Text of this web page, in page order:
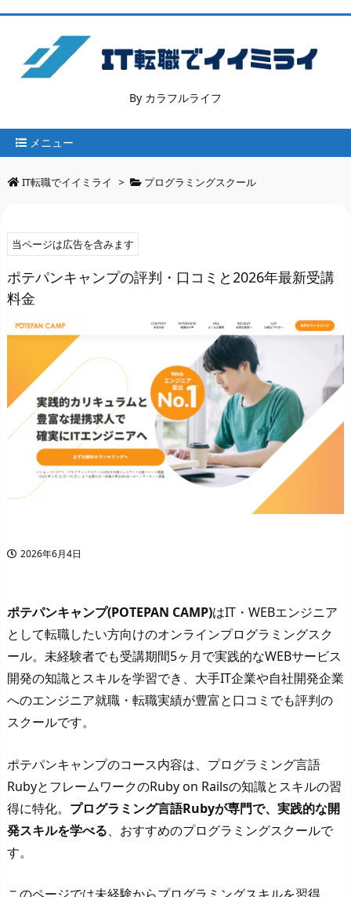
By カラフルライフ
メニュー
IT転職でイイミライ > プログラミングスクール
当ページは広告を含みます
ポテパンキャンプの評判・口コミと2026年最新受講
料金
2026年6月4日
ポテパンキャンプ(POTEPAN CAMP)はIT・WEBエンジニア
として転職したい方向けのオンラインプログラミングスク
ール。未経験者でも受講期間5ヶ月で実践的なWEBサービス
開発の知識とスキルを学習でき、大手IT企業や自社開発企業
へのエンジニア就職・転職実績が豊富と口コミでも評判の
スクールです。
ポテパンキャンプのコース内容は、プログラミング言語
RubyとフレームワークのRuby on Railsの知識とスキルの習
得に特化。 プログラミング言語Rubyが専門で、実践的な開
発スキルを学べる、おすすめのプログラミングスクールで
す。